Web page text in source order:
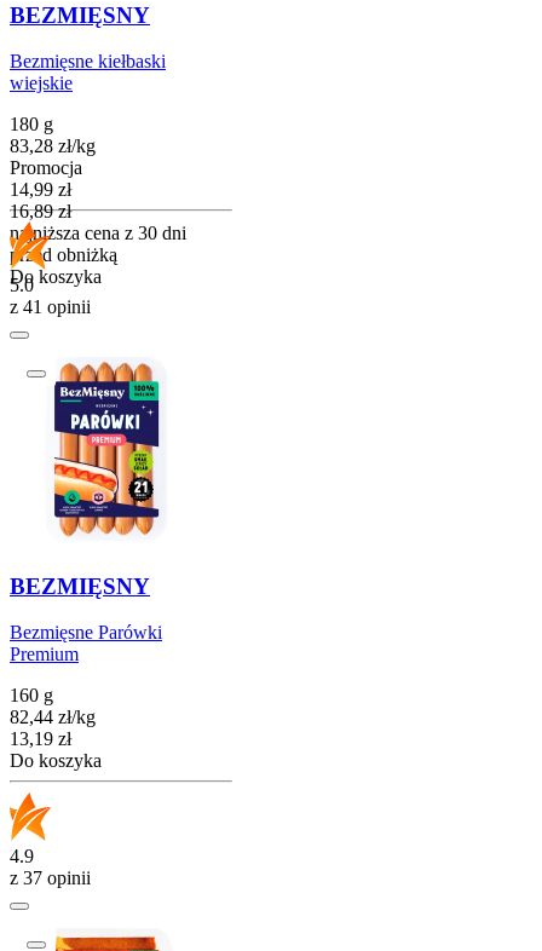
BEZMIĘSNY
Bezmięsne kiełbaski
wiejskie
180 g
83,28 zł/kg
Promocja
Cena promocyjna
14,99 zł
16,89 zł
najniższa cena z 30 dni
przed obniżką
Do koszyka
5.0
z 41 opinii
BEZMIĘSNY
Bezmięsne Parówki
Premium
160 g
82,44 zł/kg
Cena
13,19 zł
Do koszyka
4.9
z 37 opinii